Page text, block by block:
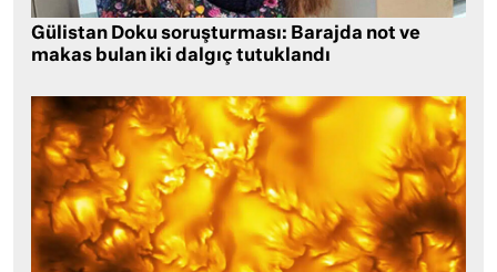
Gülistan Doku soruşturması: Barajda not ve
makas bulan iki dalgıç tutuklandı